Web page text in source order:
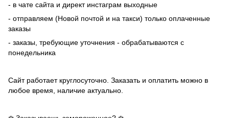
- в чате сайта и директ инстаграм выходные
- отправляем (Новой почтой и на такси) только оплаченные
заказы
- заказы, требующие уточнения - обрабатываются с
понедельника
Сайт работает круглосуточно. Заказать и оплатить можно в
любое время, наличие актуально.